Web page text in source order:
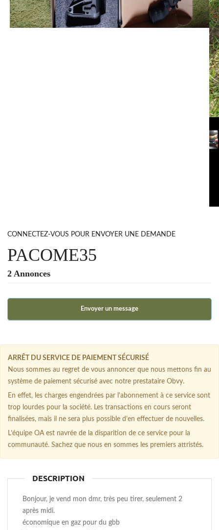
CONNECTEZ-VOUS POUR ENVOYER UNE DEMANDE
PACOME35
2 Annonces
Envoyer un message
ARRÊT DU SERVICE DE PAIEMENT SÉCURISÉ
Nous sommes au regret de vous annoncer que nous mettons fin au
système de paiement sécurisé avec notre prestataire Obvy.
En effet, les charges engendrées par l'abonnement à ce service sont
trop lourdes pour la société. Les transactions en cours seront
finalisées, mais il ne sera plus possible d’en effectuer de nouvelles.
L’équipe OA est navrée de la disparition de ce service pour la
communauté. Sachez que nous en sommes les premiers attristés.
DESCRIPTION
Bonjour, je vend mon dmr, très peu tirer, seulement 2
après midi.
économique en gaz pour du gbb